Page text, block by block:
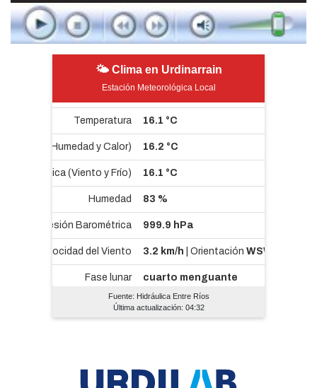
🌤 Clima en Urdinarrain
Estación Meteorológica Local
Fuente: Hidráulica Entre Ríos
Última actualización: 04:32